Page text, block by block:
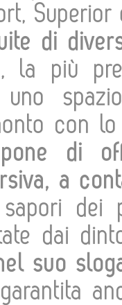
di
, la più
con
di
a
dei
dai
suo
garantita